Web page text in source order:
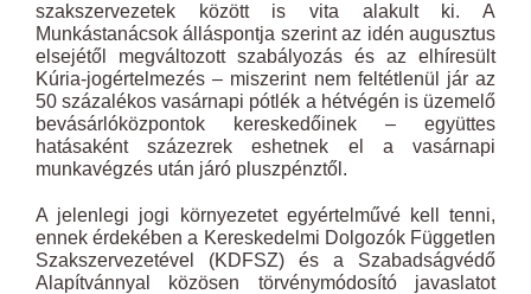
szakszervezetek között is vita alakult ki. A
Munkástanácsok álláspontja szerint az idén augusztus
elsejétől megváltozott szabályozás és az elhíresült
Kúria-jogértelmezés – miszerint nem feltétlenül jár az
50 százalékos vasárnapi pótlék a hétvégén is üzemelő
bevásárlóközpontok kereskedőinek – együttes
hatásaként százezrek eshetnek el a vasárnapi
munkavégzés után járó pluszpénztől.
A jelenlegi jogi környezetet egyértelművé kell tenni,
ennek érdekében a Kereskedelmi Dolgozók Független
Szakszervezetével (KDFSZ) és a Szabadságvédő
Alapítvánnyal közösen törvénymódosító javaslatot